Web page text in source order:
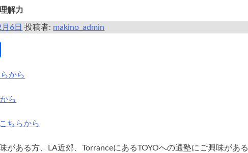
解力
6日 投稿者: makino_admin
から
ら
こちらから
がある方、LA近郊、TorranceにあるTOYOへの通塾にご興味がある